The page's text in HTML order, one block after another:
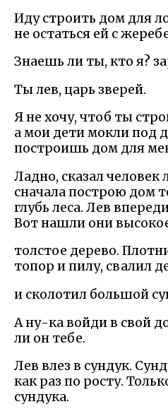
Иду строить дом для
не остаться ей с
Знаешь ли ты, кто я?
Ты лев, царь зверей.
Я не хочу, чтоб ты
а мои дети мокли под
построишь дом для
Ладно, сказал человек
сначала построю дом
глубь леса. Лев
Вот нашли они
толстое дерево.
топор и пилу, свалил
и сколотил большой
А ну-ка войди в свой
ли он тебе.
Лев влез в сундук.
как раз по росту.
сундука.